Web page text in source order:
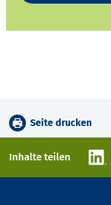
Seite drucken
Inhalte teilen